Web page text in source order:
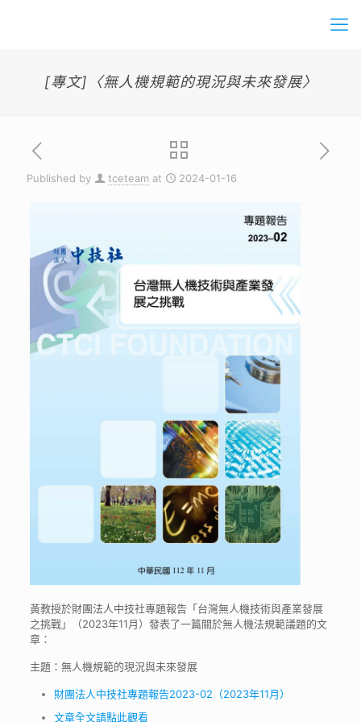
[專文]〈無人機規範的現況與未來發展〉
Published by tceteam at 2024-01-16
黃教授於財團法人中技社專題報告「台灣無人機技術與產業發展
之挑戰」（2023年11月）發表了一篇關於無人機法規範議題的文
章：
主題：無人機規範的現況與未來發展
財團法人中技社專題報告2023-02（2023年11月）
文章全文請點此觀看